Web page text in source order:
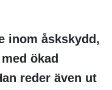
inom åskskydd,
ökad
reder även ut